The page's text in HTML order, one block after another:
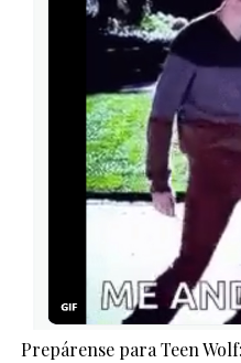
Prepárense para Teen